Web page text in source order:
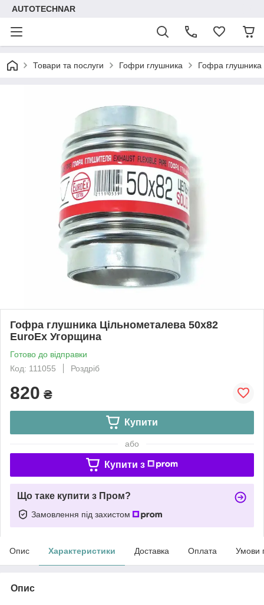
AUTOTECHNAR
Товари та послуги Гофри глушника Гофра
Гофра глушника Цільнометалева 50x82
EuroEx Угорщина
Готово до відправки
Код: 111055
Роздріб
820 ₴
Купити
або
Купити з
Що таке купити з Пром?
Замовлення під захистом
Опис Характеристики Доставка Оплата Умови
Опис